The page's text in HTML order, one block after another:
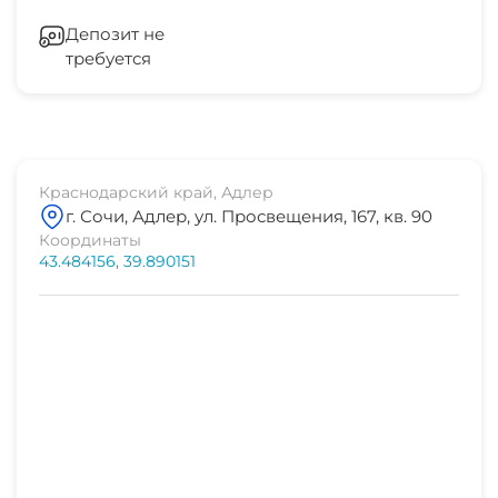
аквапарк
магазин продукты
1-2 мин
остановка транспорта
СВЧ
Депозит не
требуется
Краснодарский край, Адлер
г. Сочи, Адлер, ул. Просвещения, 167, кв. 90
Координаты
43.484156, 39.890151